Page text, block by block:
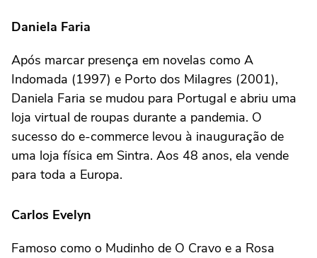
Daniela Faria
Após marcar presença em novelas como A
Indomada (1997) e Porto dos Milagres (2001),
Daniela Faria se mudou para Portugal e abriu uma
loja virtual de roupas durante a pandemia. O
sucesso do e-commerce levou à inauguração de
uma loja física em Sintra. Aos 48 anos, ela vende
para toda a Europa.
Carlos Evelyn
Famoso como o Mudinho de O Cravo e a Rosa